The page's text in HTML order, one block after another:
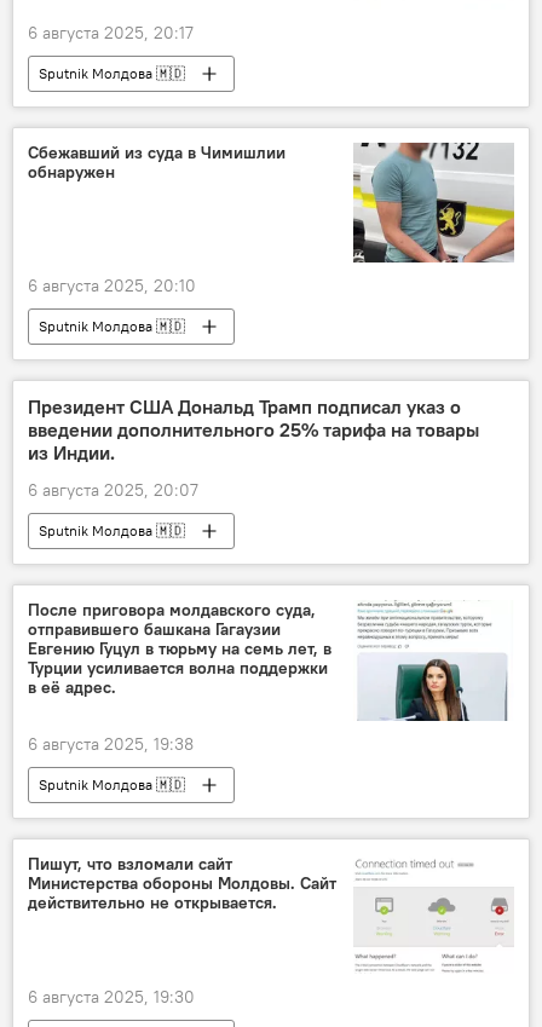
6 августа 2025, 20:17
Sputnik Молдова 🇲🇩
Сбежавший из суда в Чимишлии
обнаружен
6 августа 2025, 20:10
Sputnik Молдова 🇲🇩
Президент США Дональд Трамп подписал указ о
введении дополнительного 25% тарифа на товары
из Индии.
6 августа 2025, 20:07
Sputnik Молдова 🇲🇩
После приговора молдавского суда,
отправившего башкана Гагаузии
Евгению Гуцул в тюрьму на семь лет, в
Турции усиливается волна поддержки
в её адрес.
6 августа 2025, 19:38
Sputnik Молдова 🇲🇩
Пишут, что взломали сайт
Министерства обороны Молдовы. Сайт
действительно не открывается.
6 августа 2025, 19:30